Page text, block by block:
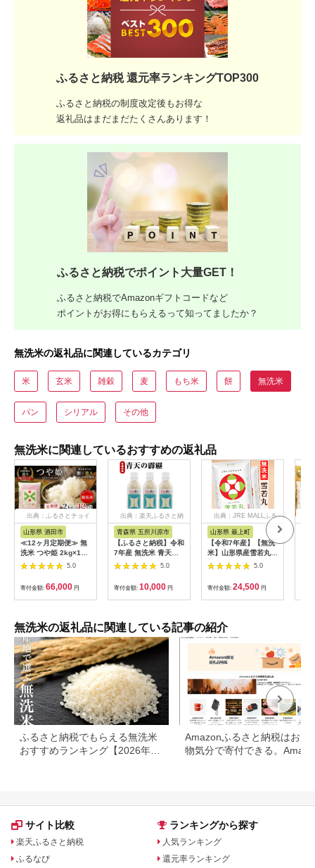
ふるさと納税 還元率ランキングTOP300
ふるさと納税の制度改定後もお得な
返礼品はまだまだたくさんあります！
ふるさと納税でポイント大量GET！
ふるさと納税でAmazonギフトコードなど
ポイントがお得にもらえるって知ってましたか？
無洗米の返礼品に関連しているカテゴリ
米 玄米 雑穀 麦 もち米 餅 無洗米
パン シリアル その他
無洗米に関連しているおすすめの返礼品
出典：ふるさとチョイ
山形県 酒田市
≪12ヶ月定期便≫ 無
洗米 つや姫 2kg×12
ヶ月連続 計24kg 特別
栽培米 山形県産 毎月
下旬にお届け 東北 山
形県 酒田市 庄内地方
ブランド米 白米 精米
12回 節水 TO 東北食
糧 SH0083
5.0
寄付金額: 66,000 円
出典：楽天ふるさと納
青森県 五所川原市
【ふるさと納税】令和
7年産 無洗米 青天の
霹靂 2合 (300g) 3本 /
24本 / 特A 米 ペット
ボトル 贈り物 ギフト
贈答 常温保存 備蓄 晴
天の霹靂 お米 青森県
5.0
寄付金額: 10,000 円
出典：JRE MALLふる
さと納税
山形県 最上町
【令和7年産】【無洗
米】山形県産雪若丸
10kg
5.0
寄付金額: 24,500 円
無洗米の返礼品に関連している記事の紹介
ふるさと納税でもらえる無洗米
おすすめランキング【2026年最
Amazonふるさと納税はお買
物気分で寄付できる。
サイト比較
楽天ふるさと納税
ふるなび
ランキングから探す
人気ランキング
還元率ランキング